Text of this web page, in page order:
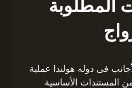
المطلوبة
فى دوله هولندا عملية
المستندات الأساسية